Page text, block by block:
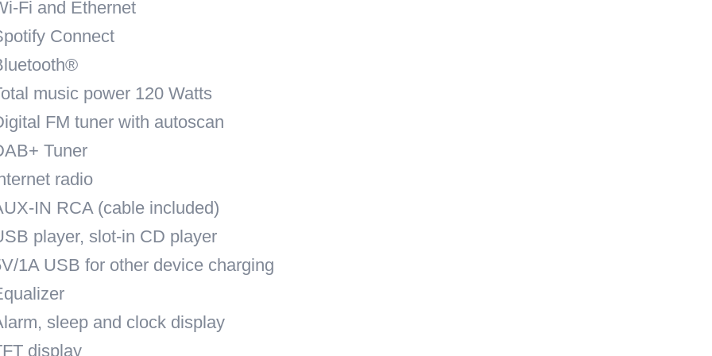
Fi and Ethernet
Connect
music power 120 Watts
FM tuner with autoscan
Tuner
radio
IN RCA (cable included)
player, slot-in CD player
1A USB for other device charging
sleep and clock display
display